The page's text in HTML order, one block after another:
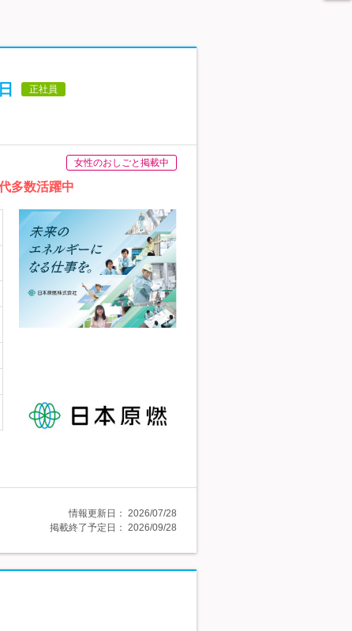
正社員
女性のおしごと掲載中
多数活躍中
情報更新日： 2026/07/28
掲載終了予定日： 2026/09/28